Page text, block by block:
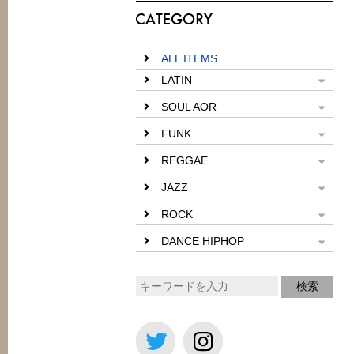
ALL ITEMS
LATIN
SOUL AOR
FUNK
REGGAE
JAZZ
ROCK
DANCE HIPHOP